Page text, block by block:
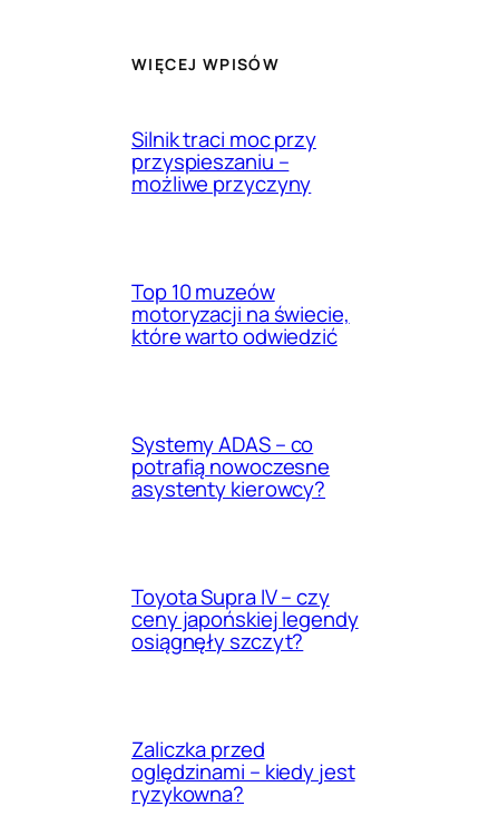
WIĘCEJ WPISÓW
Silnik traci moc przy
przyspieszaniu –
możliwe przyczyny
Top 10 muzeów
motoryzacji na świecie,
które warto odwiedzić
Systemy ADAS – co
potrafią nowoczesne
asystenty kierowcy?
Toyota Supra IV – czy
ceny japońskiej legendy
osiągnęły szczyt?
Zaliczka przed
oględzinami – kiedy jest
ryzykowna?